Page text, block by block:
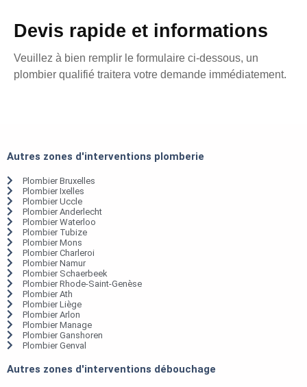
Devis rapide et informations
Veuillez à bien remplir le formulaire ci-dessous, un
plombier qualifié traitera votre demande immédiatement.
Autres zones d'interventions plomberie
Plombier Bruxelles
Plombier Ixelles
Plombier Uccle
Plombier Anderlecht
Plombier Waterloo
Plombier Tubize
Plombier Mons
Plombier Charleroi
Plombier Namur
Plombier Schaerbeek
Plombier Rhode-Saint-Genèse
Plombier Ath
Plombier Liège
Plombier Arlon
Plombier Manage
Plombier Ganshoren
Plombier Genval
Autres zones d'interventions débouchage